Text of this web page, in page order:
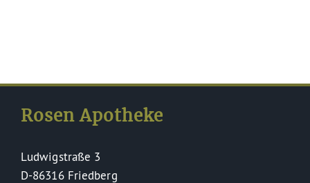
Rosen Apotheke
Ludwigstraße 3
D-86316 Friedberg